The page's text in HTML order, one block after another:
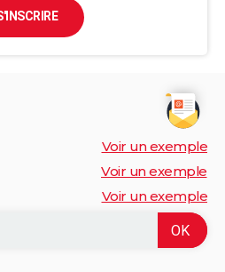
Voir un exemple
Voir un exemple
Voir un exemple